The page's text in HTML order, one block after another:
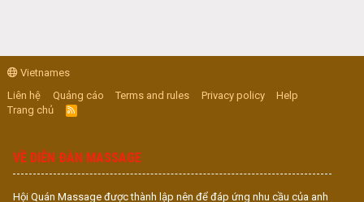
Vietnames
Liên hệ
Quảng cáo Terms and rules Privacy policy
Help
Trang chủ
R
S
VỀ DIỄN ĐÀN MASSAGE
Hội Quán Massage được thành lập nên để đáp ứng nhu cầu của anh